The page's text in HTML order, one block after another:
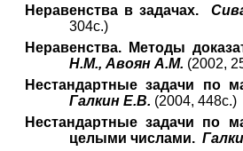
Неравенства в задачах.
304с.)
Неравенства. Методы
Н.М., Авоян А.М. (2002,
Нестандартные задачи по
Галкин Е.В. (2004, 448с.)
Нестандартные задачи по
целыми числами.